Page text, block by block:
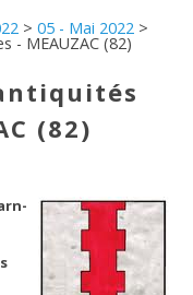
>05 - Mai 2022 >
- MEAUZAC (82)
(82)